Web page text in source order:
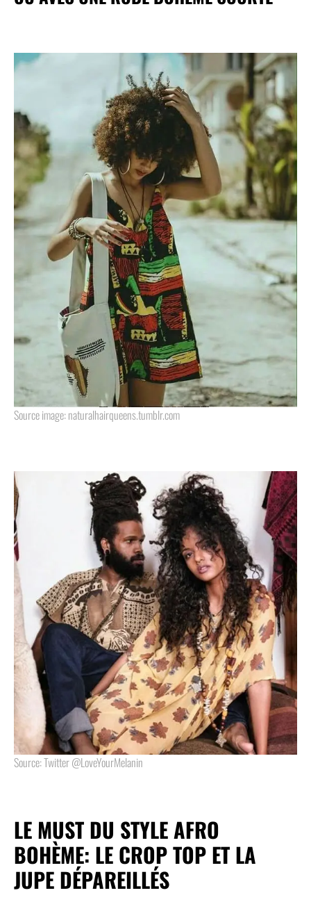
Source image: naturalhairqueens.tumblr.com
Source: Twitter @LoveYourMelanin
LE MUST DU STYLE AFRO
BOHÈME: LE CROP TOP ET LA
JUPE DÉPAREILLÉS